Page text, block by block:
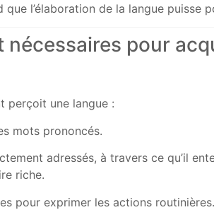
l’élaboration de la langue puisse
pour
perçoit une langue :
mots prononcés.
adressés, à travers ce qu’il
riche.
pour exprimer les actions routinières.